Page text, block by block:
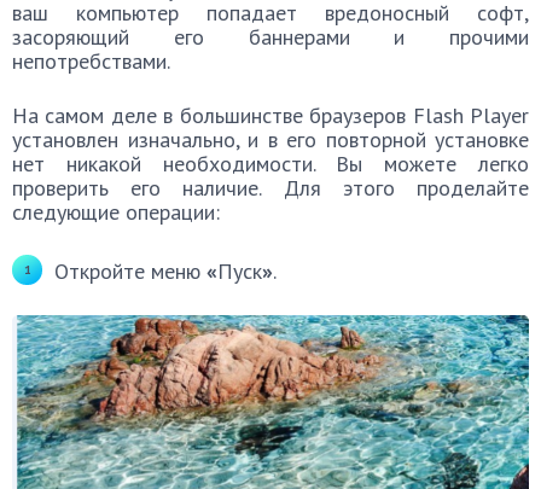
ваш компьютер попадает вредоносный софт,
засоряющий его баннерами и прочими
непотребствами.
На самом деле в большинстве браузеров Flash Player
установлен изначально, и в его повторной установке
нет никакой необходимости. Вы можете легко
проверить его наличие. Для этого проделайте
следующие операции:
Откройте меню «Пуск».